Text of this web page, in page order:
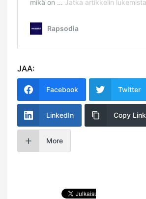
JAA:
Facebook Twitter
LinkedIn Copy Link
More